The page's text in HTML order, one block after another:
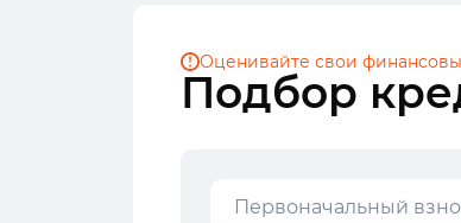
Подбор
Оценивайте свои
Первоначальный